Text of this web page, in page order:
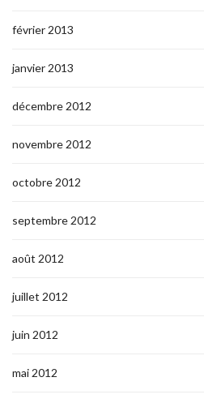
février 2013
janvier 2013
décembre 2012
novembre 2012
octobre 2012
septembre 2012
août 2012
juillet 2012
juin 2012
mai 2012